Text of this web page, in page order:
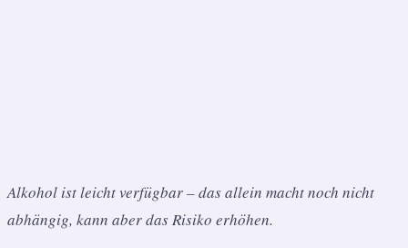
Alkohol ist leicht verfügbar – das allein macht noch nicht
abhängig, kann aber das Risiko erhöhen.